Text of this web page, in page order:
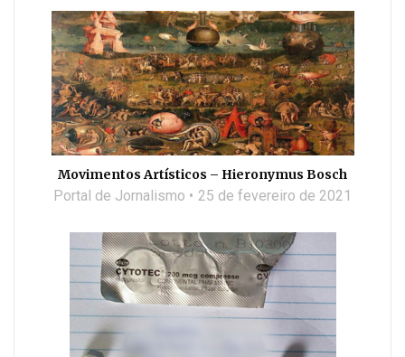
Movimentos Artísticos – Hieronymus Bosch
Portal de Jornalismo 25 de fevereiro de 2021